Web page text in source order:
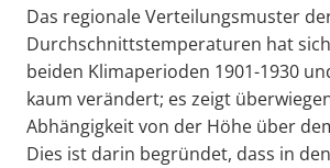
Das regionale Verteilungsmuster
Durchschnittstemperaturen hat
beiden Klimaperioden 1901-1930
kaum verändert; es zeigt
Abhängigkeit von der Höhe über
Dies ist darin begründet, dass in